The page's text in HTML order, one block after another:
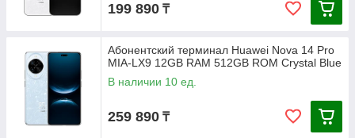
199 890 ₸
Абонентский терминал Huawei Nova 14 Pro
MIA-LX9 12GB RAM 512GB ROM Crystal Blue
В наличии 10 ед.
259 890 ₸